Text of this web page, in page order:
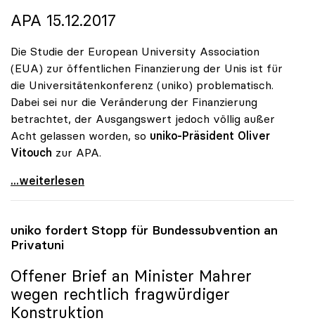
APA 15.12.2017
Die Studie der European University Association
(EUA) zur öffentlichen Finanzierung der Unis ist für
die Universitätenkonferenz (uniko) problematisch.
Dabei sei nur die Veränderung der Finanzierung
betrachtet, der Ausgangswert jedoch völlig außer
Acht gelassen worden, so uniko-Präsident Oliver
Vitouch zur APA.
Uni-Budget: Studie für uniko problematisch
...weiterlesen
uniko fordert Stopp für Bundessubvention an
Privatuni
Offener Brief an Minister Mahrer
wegen rechtlich fragwürdiger
Konstruktion